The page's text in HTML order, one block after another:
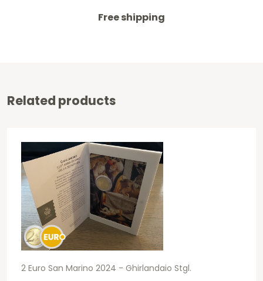
Free shipping
Related products
2 Euro San Marino 2024 - Ghirlandaio Stgl.